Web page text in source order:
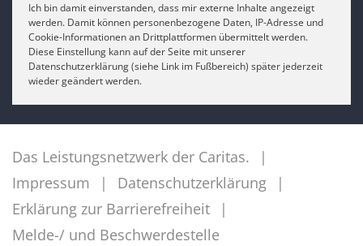
Ich bin damit einverstanden, dass mir externe Inhalte angezeigt
werden. Damit können personenbezogene Daten, IP-Adresse und
Cookie-Informationen an Drittplattformen übermittelt werden.
Diese Einstellung kann auf der Seite mit unserer
Datenschutzerklärung (siehe Link im Fußbereich) später jederzeit
wieder geändert werden.
Das Leistungsnetzwerk der Caritas.
Impressum
Datenschutzerklärung
Erklärung zur Barrierefreiheit
Melde-/ und Beschwerdestelle